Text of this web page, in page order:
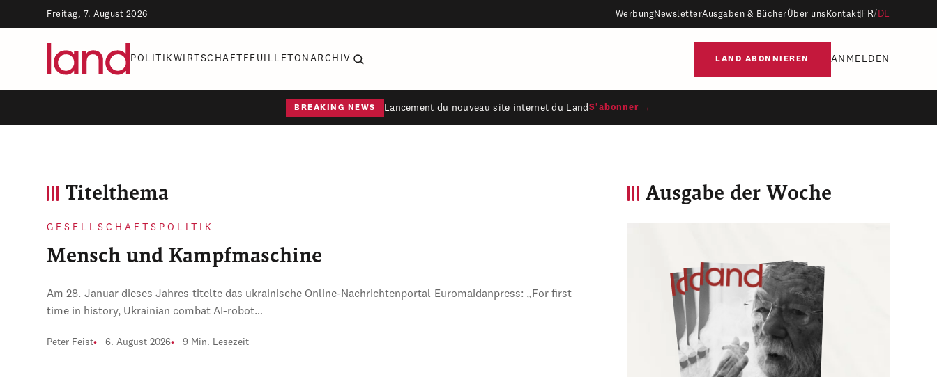
Freitag, 7. August 2026 WerbungNewsletterAusgaben & BücherÜber uns Kontakt FR/ DE
POLITIKWIRTSCHAFT FEUILLETON ARCHIV LAND ABONNIEREN ANMELDEN
BREAKING NEWS Lancement du nouveau site internet du Land S'abonner →
Titelthema
GESELLSCHAFTSPOLITIK
Mensch und Kampfmaschine
Am 28. Januar dieses Jahres titelte das ukrainische Online-Nachrichtenportal Euromaidanpress: „For first
time in history, Ukrainian combat AI-robot…
Peter Feist 6. August 2026 9 Min. Lesezeit
Ausgabe der Woche